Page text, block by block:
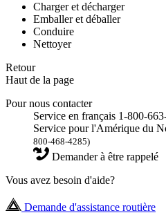
Charger et décharger
Emballer et déballer
Conduire
Nettoyer
Retour
Haut de la page
Pour nous contacter
Service en français 1-800-
Service pour l'Amérique du
800-468-4285)
Demander à être rappelé
Vous avez besoin d'aide?
Demande d'assistance routière